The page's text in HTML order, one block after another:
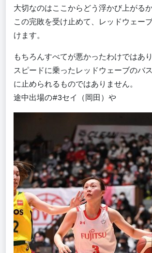
大切なのはここからどう浮かび上がるか
この完敗を受け止めて、レッドウェー
けます。
もちろんすべてが悪かったわけではあり
スピードに乗ったレッドウェーブのバ
に止められるものではありません。
途中出場の#3セイ（岡田）や